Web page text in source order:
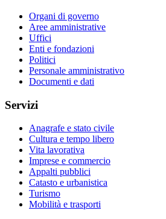
Organi di governo
Aree amministrative
Uffici
Enti e fondazioni
Politici
Personale amministrativo
Documenti e dati
Servizi
Anagrafe e stato civile
Cultura e tempo libero
Vita lavorativa
Imprese e commercio
Appalti pubblici
Catasto e urbanistica
Turismo
Mobilità e trasporti